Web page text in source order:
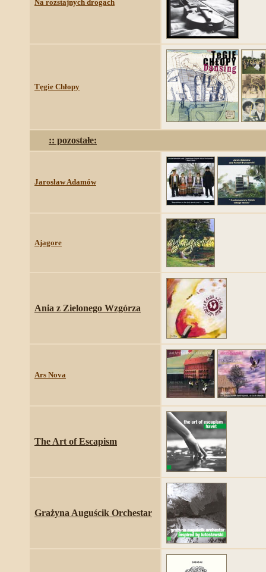
Na rozstajnych drogach
Tęgie Chłopy
:: pozostałe:
Jarosław Adamów
Ajagore
Ania z Zielonego Wzgórza
Ars Nova
The Art of Escapism
Grażyna Auguścik Orchestar